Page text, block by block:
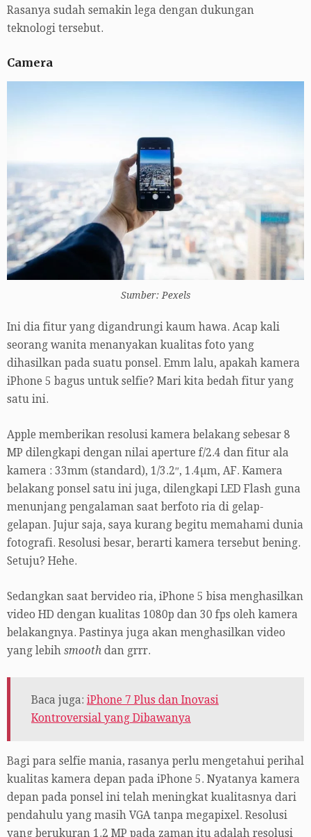
Rasanya sudah semakin lega dengan dukungan
teknologi tersebut.
Camera
Sumber: Pexels
Ini dia fitur yang digandrungi kaum hawa. Acap kali
seorang wanita menanyakan kualitas foto yang
dihasilkan pada suatu ponsel. Emm lalu, apakah kamera
iPhone 5 bagus untuk selfie? Mari kita bedah fitur yang
satu ini.
Apple memberikan resolusi kamera belakang sebesar 8
MP dilengkapi dengan nilai aperture f/2.4 dan fitur ala
kamera : 33mm (standard), 1/3.2″, 1.4µm, AF. Kamera
belakang ponsel satu ini juga, dilengkapi LED Flash guna
menunjang pengalaman saat berfoto ria di gelap-
gelapan. Jujur saja, saya kurang begitu memahami dunia
fotografi. Resolusi besar, berarti kamera tersebut bening.
Setuju? Hehe.
Sedangkan saat bervideo ria, iPhone 5 bisa menghasilkan
video HD dengan kualitas 1080p dan 30 fps oleh kamera
belakangnya. Pastinya juga akan menghasilkan video
yang lebih smooth dan grrr.
Baca juga: iPhone 7 Plus dan Inovasi
Kontroversial yang Dibawanya
Bagi para selfie mania, rasanya perlu mengetahui perihal
kualitas kamera depan pada iPhone 5. Nyatanya kamera
depan pada ponsel ini telah meningkat kualitasnya dari
pendahulu yang masih VGA tanpa megapixel. Resolusi
yang berukuran 1.2 MP pada zaman itu adalah resolusi